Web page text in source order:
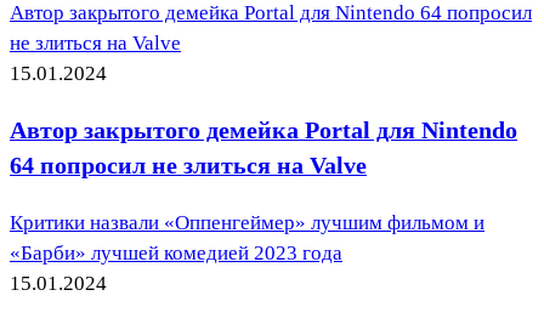
Автор закрытого демейка Portal для Nintendo 64 попросил
не злиться на Valve
15.01.2024
Автор закрытого демейка Portal для Nintendo
64 попросил не злиться на Valve
Критики назвали «Оппенгеймер» лучшим фильмом и
«Барби» лучшей комедией 2023 года
15.01.2024